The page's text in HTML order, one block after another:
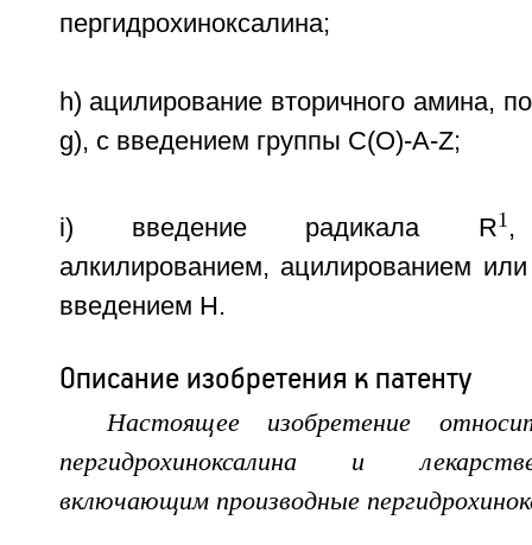
пергидрохиноксалина;
h) ацилирование вторичного амина,
g), с введением группы C(O)-A-Z;
i) введение радикала R1,
алкилированием, ацилированием
введением H.
Описание изобретения к патенту
Настоящее изобретение
пергидрохиноксалина и
включающим производные